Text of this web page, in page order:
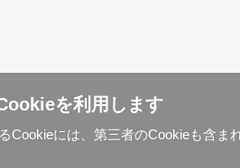
を利用します
Cookieには、第三者のCookieも含